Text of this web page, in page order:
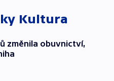
Kultura
změnila obuvnictví,